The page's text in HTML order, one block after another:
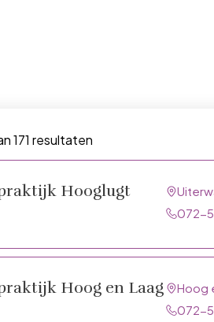
171 resultaten
Hooglugt
072-
Hoog en Laag
Hoog
072-